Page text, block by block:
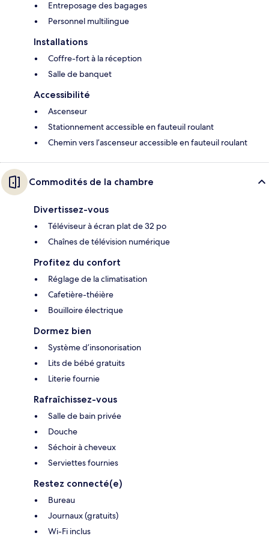
Entreposage des bagages
Personnel multilingue
Installations
Coffre-fort à la réception
Salle de banquet
Accessibilité
Ascenseur
Stationnement accessible en fauteuil roulant
Chemin vers l’ascenseur accessible en fauteuil roulant
Commodités de la chambre
Divertissez-vous
Téléviseur à écran plat de 32 po
Chaînes de télévision numérique
Profitez du confort
Réglage de la climatisation
Cafetière-théière
Bouilloire électrique
Dormez bien
Système d’insonorisation
Lits de bébé gratuits
Literie fournie
Rafraîchissez-vous
Salle de bain privée
Douche
Séchoir à cheveux
Serviettes fournies
Restez connecté(e)
Bureau
Journaux (gratuits)
Wi-Fi inclus